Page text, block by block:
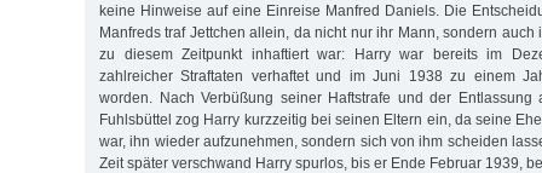
keine Hinweise auf eine Einreise Manfred Daniels. Die
Manfreds traf Jettchen allein, da nicht nur ihr Mann, sondern auch
zu diesem Zeitpunkt inhaftiert war: Harry war bereits im
zahlreicher Straftaten verhaftet und im Juni 1938 zu einem
worden. Nach Verbüßung seiner Haftstrafe und der Entlassung
Fuhlsbüttel zog Harry kurzzeitig bei seinen Eltern ein, da seine
war, ihn wieder aufzunehmen, sondern sich von ihm scheiden
Zeit später verschwand Harry spurlos, bis er Ende Februar 1939,